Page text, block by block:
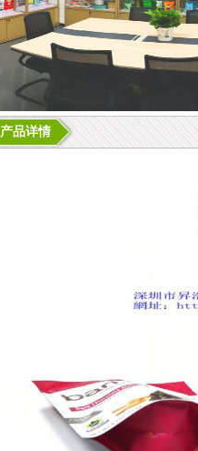
产品详情